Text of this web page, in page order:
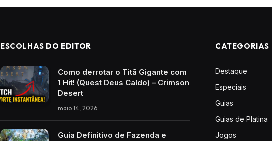
ESCOLHAS DO EDITOR
Como derrotar o Titã Gigante com
1 Hit! (Quest Deus Caído) – Crimson
Desert
maio 14, 2026
Guia Definitivo de Fazenda e
CATEGORIAS
Destaque
Especiais
Guias
Guias de Platina
Jogos